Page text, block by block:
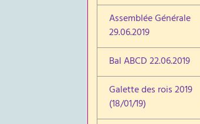
Assemblée Générale
29.06.2019
Bal ABCD 22.06.2019
Galette des rois 2019
(18/01/19)